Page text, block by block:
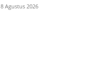
8 Agustus 2026